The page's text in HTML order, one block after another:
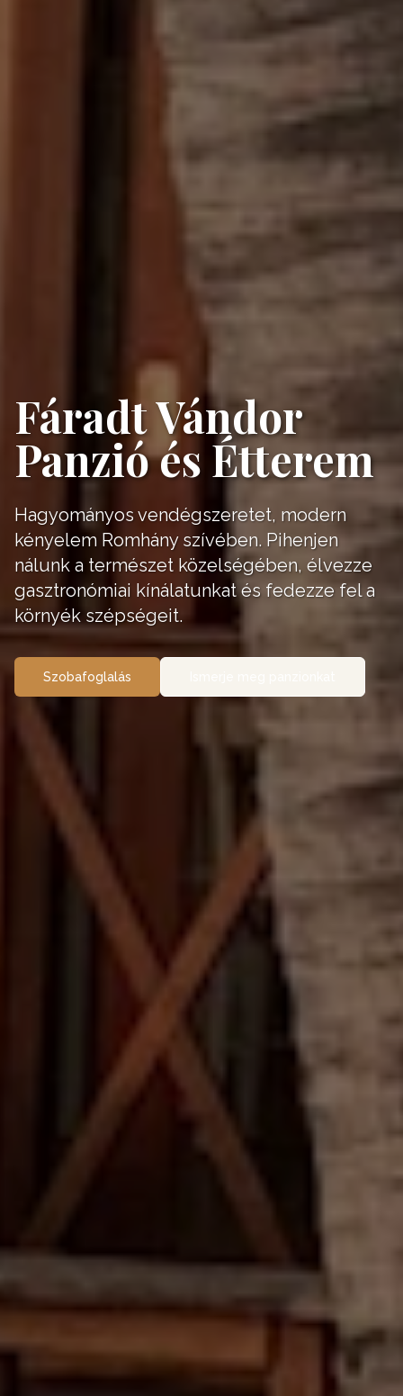
Fáradt Vándor
Panzió és Étterem
Hagyományos vendégszeretet, modern
kényelem Romhány szívében. Pihenjen
nálunk a természet közelségében, élvezze
gasztronómiai kínálatunkat és fedezze fel a
környék szépségeit.
Szobafoglalás